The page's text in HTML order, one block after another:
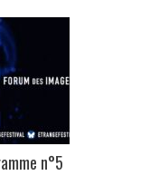
n°5